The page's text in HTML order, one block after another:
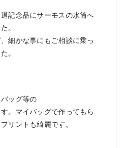
記念品にサーモスの水筒へ
。
細かな事にもご相談に乗っ
。
ッグ等の
。マイバッグで作ってもら
リントも綺麗です。